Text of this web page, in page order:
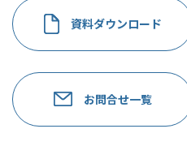
資料ダウンロード
お問合せ一覧